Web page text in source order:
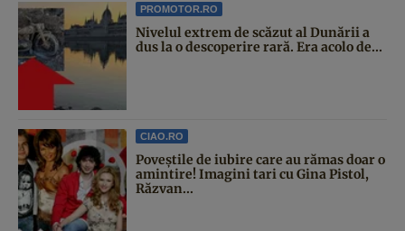
PROMOTOR.RO
Nivelul extrem de scăzut al Dunării a
dus la o descoperire rară. Era acolo de...
CIAO.RO
Poveştile de iubire care au rămas doar o
amintire! Imagini tari cu Gina Pistol,
Răzvan...